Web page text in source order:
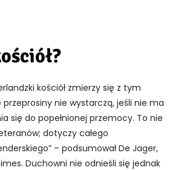
kościół zmierzy się z tym
nie wystarczą, jeśli nie ma
się do popełnionej przemocy. To nie
dotyczy całego
– podsumował De Jager,
Duchowni nie odnieśli się jednak